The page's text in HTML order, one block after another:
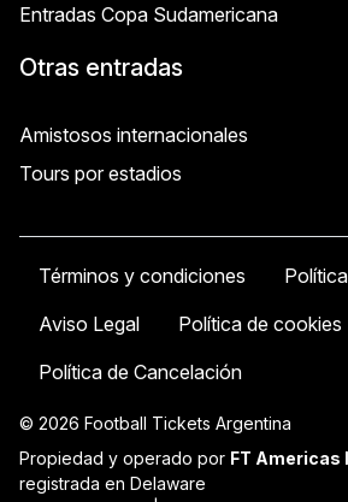
Entradas Copa Sudamericana
Otras entradas
Amistosos internacionales
Tours por estadios
Términos y condiciones
Aviso Legal
Política de cookies
Política de Cancelación
© 2026 Football Tickets Argentina
Propiedad y operado por FT Americas
registrada en Delaware